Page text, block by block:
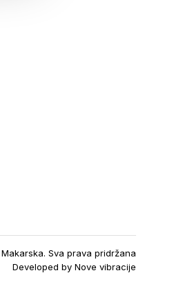
Sva prava pridržana
Developed byNove vibracije